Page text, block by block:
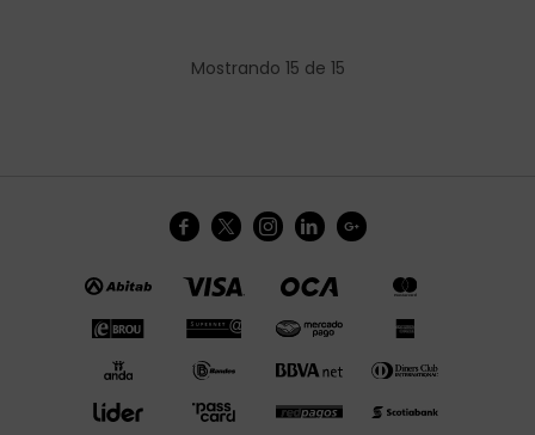
Mostrando 15 de 15
    